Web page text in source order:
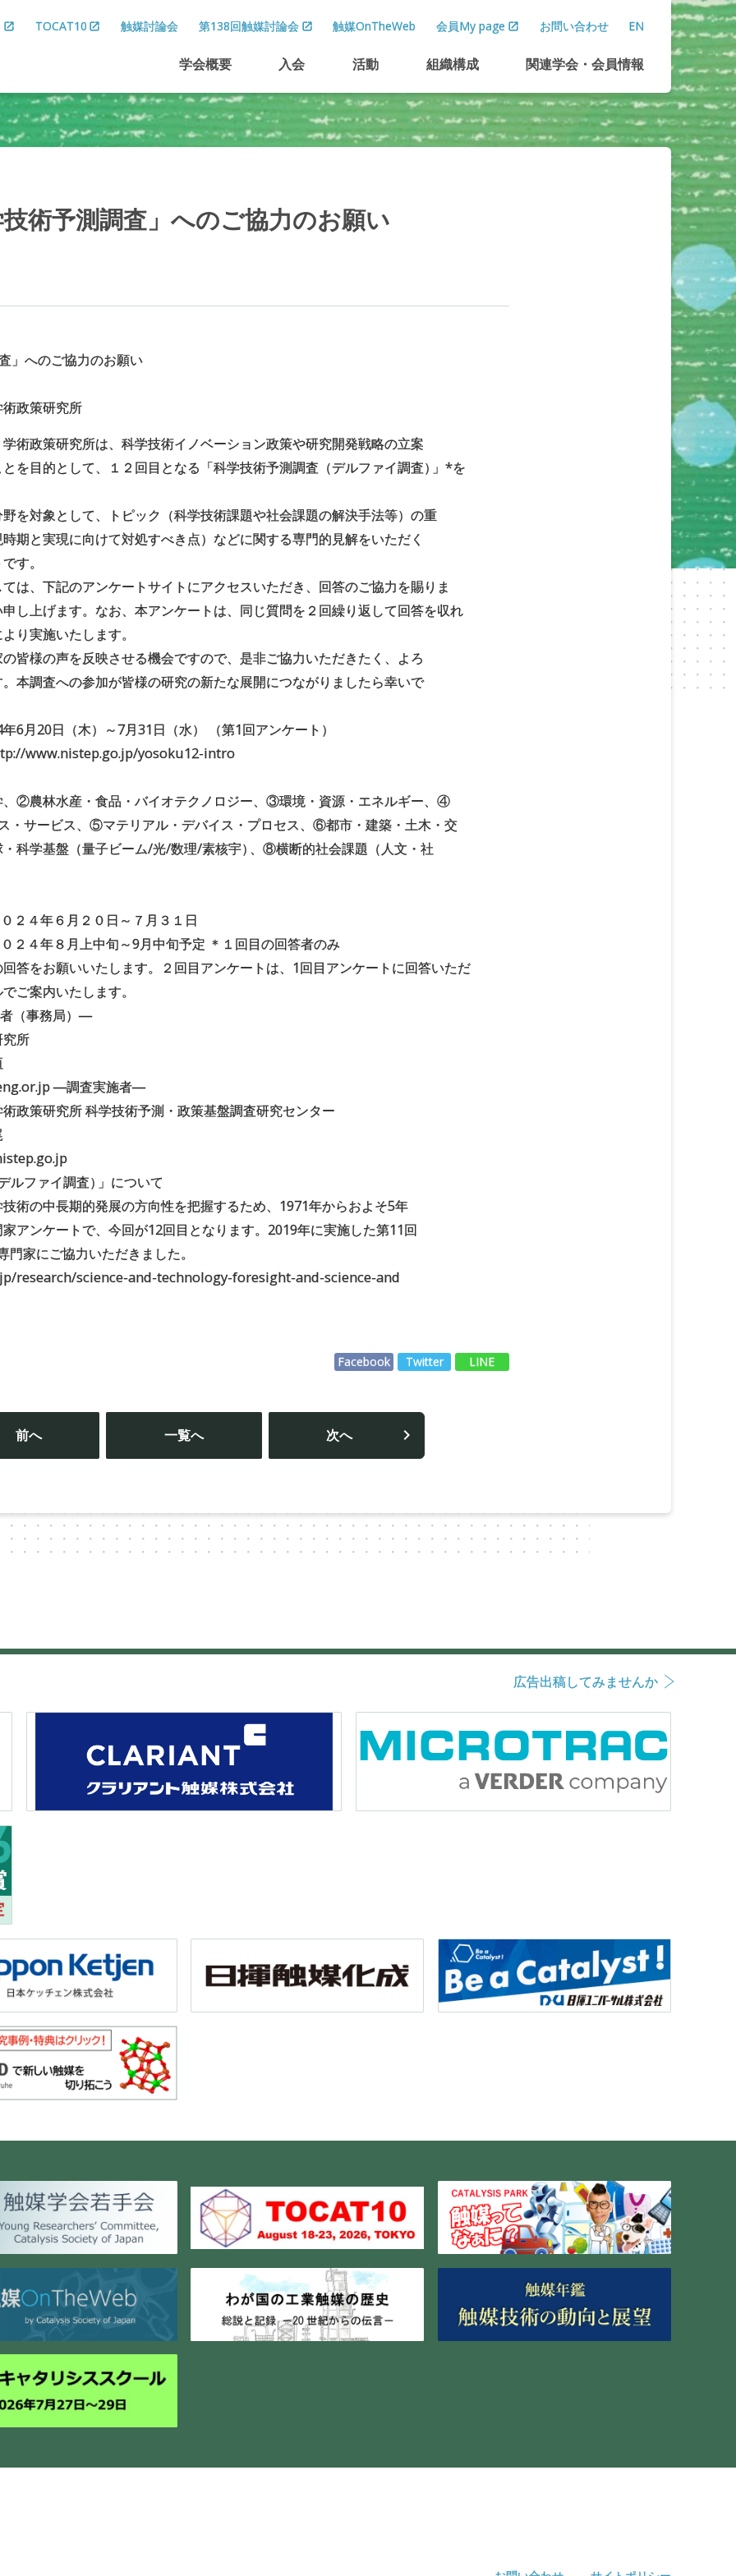
TOCAT10 触媒討論会 第138回触媒討論会 触媒OnTheWeb 会員My page お問い合わせ EN
学会概要 入会 活動 組織構成 関連学会 ・会員情報
術予測調査」へのご協力のお願い
」へのご協力のお願い
政策研究所
術政策研究所は、科学技術イノベーション政策や研究開発戦略の立案
を目的として、１２回目となる「科学技術予測調査（デルファイ調査） 」*を
を対象として、トピック（科学技術課題や社会課題の解決手法等）の重
期と実現に向けて対処すべき点）などに関する専門的見解をいただく
す。
は、下記のアンケートサイトにアクセスいただき、回答のご協力を賜りま
し上げます。なお、本アンケートは、同じ質問を２回繰り返して回答を収れ
り実施いたします。
皆様の声を反映させる機会ですので、是非ご協力いただきたく、よろ
本調査への参加が皆様の研究の新たな展開につながりましたら幸いで
6月20日（木）～7月31日（水） （第1回アンケート）
www.nistep.go.jp/yosoku12-intro
②農林水産・食品・バイオテクノロジー、③環境・資源・エネルギー、④
・サービス、⑤マテリアル・デバイス・プロセス、⑥都市・建築・土木・交
科学基盤（量子ビーム/光/数理/素核宇） 、⑧横断的社会課題（人文・社
２４年６月２０日～７月３１日
２４年８月上中旬～9月中旬予定 ＊１回目の回答者のみ
答をお願いいたします。２回目アンケートは、1回目アンケートに回答いただ
ご案内いたします。
（事務局）―
所
―調査実施者―
政策研究所 科学技術予測・政策基盤調査研究センター
ルファイ調査） 」について
術の中長期的発展の方向性を把握するため、1971年からおよそ5年
アンケートで、今回が12回目となります。2019年に実施した第11回
家にご協力いただきました。
research/science-and-technology-foresight-and-science-and
Facebook Twitter LINE
投
稿
ナ
ビ
ョ
ン
前へ 一覧へ 次へ
広告出稿してみませんか